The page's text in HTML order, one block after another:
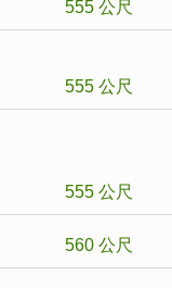
555 公尺
555 公尺
555 公尺
560 公尺